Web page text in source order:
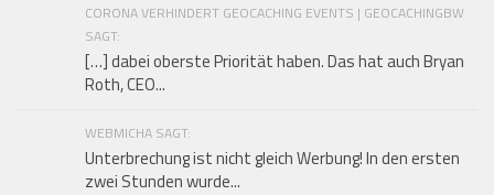
CORONA VERHINDERT GEOCACHING EVENTS | GEOCACHINGBW
SAGT:
[…] dabei oberste Priorität haben. Das hat auch Bryan
Roth, CEO...
WEBMICHA SAGT:
Unterbrechung ist nicht gleich Werbung! In den ersten
zwei Stunden wurde...